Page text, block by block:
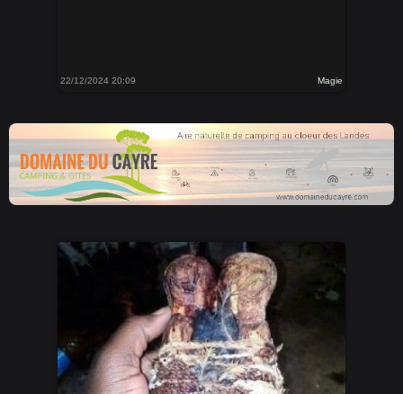
22/12/2024 20:09 Magie